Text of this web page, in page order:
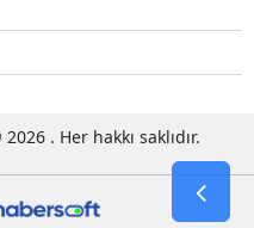
. Her hakkı saklıdır.